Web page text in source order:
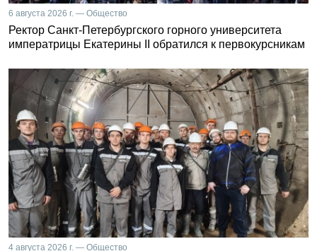
6 августа 2026 г. — Общество
Ректор Санкт-Петербургского горного университета
императрицы Екатерины II обратился к первокурсникам
4 августа 2026 г. — Общество